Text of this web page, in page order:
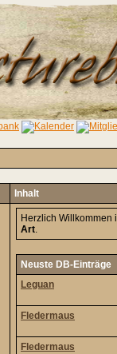
Inhalt
Herzlich
Art.
Neuste DB-Einträge
Leguan
Fledermaus
Fledermaus